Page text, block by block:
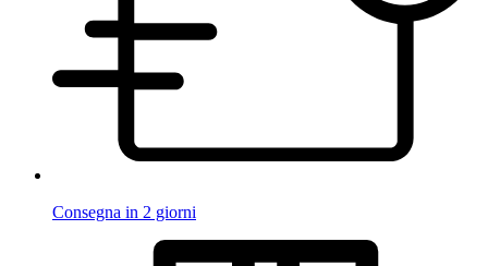
Consegna in 2 giorni